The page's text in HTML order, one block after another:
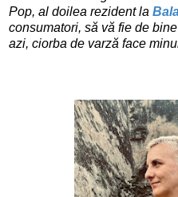
Pop, al doilea rezident la
consumatori, să vă fie de
azi, ciorba de varză face